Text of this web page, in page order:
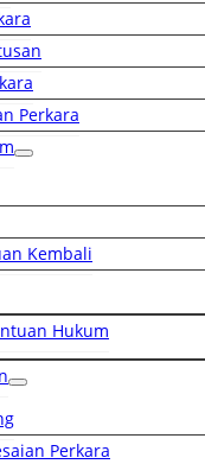
Perkara
Kembali
Hukum
Perkara